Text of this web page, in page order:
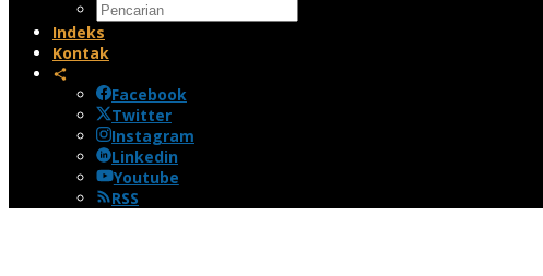
Indeks
Kontak
Facebook
Twitter
Instagram
Linkedin
Youtube
RSS